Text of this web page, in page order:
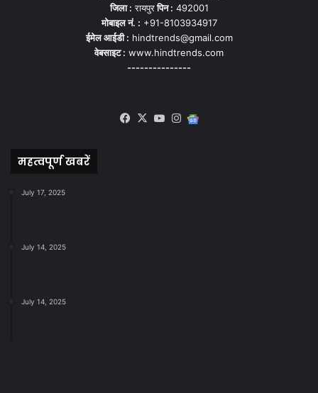
जिला : रायपुरपिन : 492001
मोबाइल नं. : +91-8103934917
ईमेल आईडी : hindtrends@gmail.com
वेबसाइट : www.hindtrends.com
---------------
Facebook
X YouTubeInstagram
महत्वपूर्ण खबरें
July 17, 2025
July 14, 2025
July 14, 2025